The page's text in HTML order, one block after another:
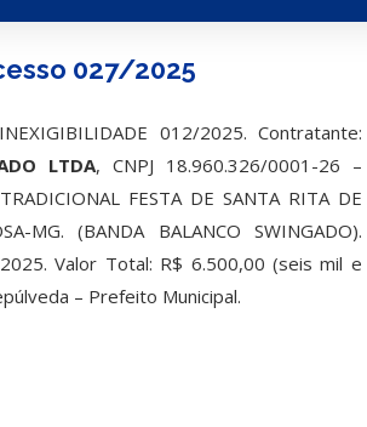
027/2025
012/2025. Contratante:
LTDA, CNPJ 18.960.326/0001-26 –
FESTA DE SANTA RITA DE
MG. (BANDA BALANCO SWINGADO).
Valor Total: R$ 6.500,00 (seis mil e
– Prefeito Municipal.